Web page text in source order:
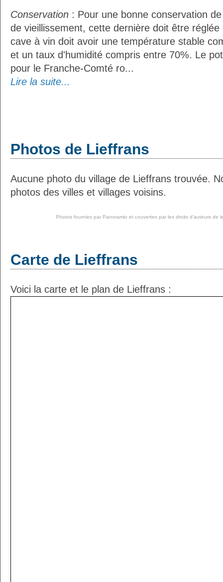
Conservation : Pour une bonne conservation
de vieillissement, cette dernière doit être réglée
cave à vin doit avoir une température stable
et un taux d'humidité compris entre 70%. Le
pour le Franche-Comté ro...
Lire la suite...
Photos de Lieffrans
Aucune photo du village de Lieffrans trouvée.
photos des villes et villages voisins.
Photos fournies par Panoramio et couvertes par les droits d'auteurs de
Carte de Lieffrans
Voici la carte et le plan de Lieffrans :